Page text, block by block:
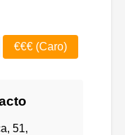
€€€ (Caro)
51,